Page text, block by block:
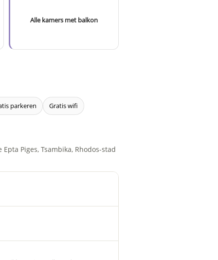
Alle kamers met balkon
parkeren Gratis wifi
Piges, Tsambika, Rhodos-stad